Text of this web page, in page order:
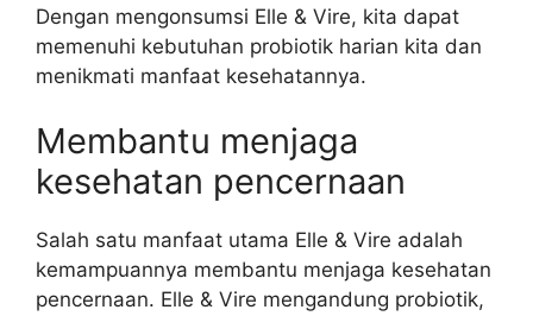
Dengan mengonsumsi Elle & Vire, kita dapat
memenuhi kebutuhan probiotik harian kita dan
menikmati manfaat kesehatannya.
Membantu menjaga
kesehatan pencernaan
Salah satu manfaat utama Elle & Vire adalah
kemampuannya membantu menjaga kesehatan
pencernaan. Elle & Vire mengandung probiotik,